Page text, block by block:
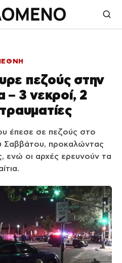
πεζούς στην
– 3 νεκροί, 2
έπεσε σε πεζούς στο
Σαββάτου, προκαλώντας
ενώ οι αρχές ερευνούν τα